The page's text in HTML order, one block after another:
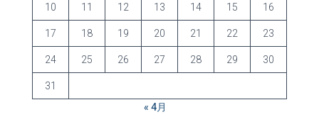
10 11 12 13 14 15 16
17 18 19 20 21 22 23
24 25 26 27 28 29 30
31
« 4月